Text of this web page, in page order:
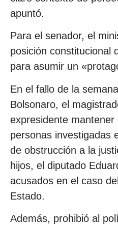
apuntó.
Para el senador, el
posición constitucional
para asumir un
En el fallo de la
Bolsonaro, el
expresidente mantener
personas investigadas
de obstrucción a la
hijos, el diputado
acusados en el caso
Estado.
Además, prohibió al